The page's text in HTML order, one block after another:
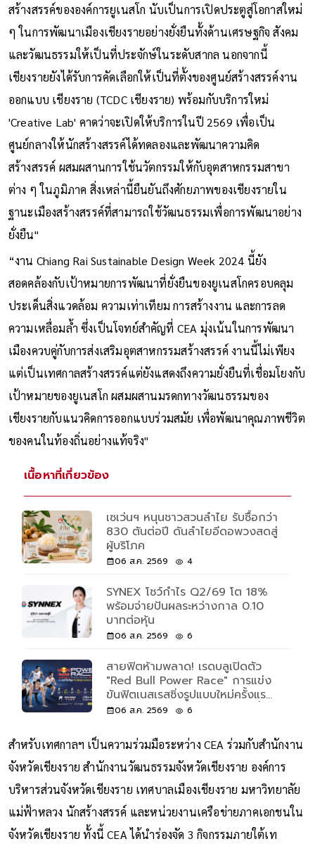
สร้างสรรค์ขององค์การยูเนสโก นับเป็นการเปิดประตูสู่โอกาสใหม่
ๆ ในการพัฒนาเมืองเชียงรายอย่างยั่งยืนทั้งด้านเศรษฐกิจ สังคม
และวัฒนธรรมให้เป็นที่ประจักษ์ในระดับสากล นอกจากนี้
เชียงรายยังได้รับการคัดเลือกให้เป็นที่ตั้งของศูนย์สร้างสรรค์งาน
ออกแบบ เชียงราย (TCDC เชียงราย) พร้อมกับบริการใหม่
'Creative Lab' คาดว่าจะเปิดให้บริการในปี 2569 เพื่อเป็น
ศูนย์กลางให้นักสร้างสรรค์ได้ทดลองและพัฒนาความคิด
สร้างสรรค์ ผสมผสานการใช้นวัตกรรมให้กับอุตสาหกรรมสาขา
ต่าง ๆ ในภูมิภาค สิ่งเหล่านี้ยืนยันถึงศักยภาพของเชียงรายใน
ฐานะเมืองสร้างสรรค์ที่สามารถใช้วัฒนธรรมเพื่อการพัฒนาอย่าง
ยั่งยืน"
“งาน Chiang Rai Sustainable Design Week 2024 นี้ยัง
สอดคล้องกับเป้าหมายการพัฒนาที่ยั่งยืนของยูเนสโกครอบคลุม
ประเด็นสิ่งแวดล้อม ความเท่าเทียม การสร้างงาน และการลด
ความเหลื่อมล้ำ ซึ่งเป็นโจทย์สำคัญที่ CEA มุ่งเน้นในการพัฒนา
เมืองควบคู่กับการส่งเสริมอุตสาหกรรมสร้างสรรค์ งานนี้ไม่เพียง
แต่เป็นเทศกาลสร้างสรรค์แต่ยังแสดงถึงความยั่งยืนที่เชื่อมโยงกับ
เป้าหมายของยูเนสโก ผสมผสานมรดกทางวัฒนธรรมของ
เชียงรายกับแนวคิดการออกแบบร่วมสมัย เพื่อพัฒนาคุณภาพชีวิต
ของคนในท้องถิ่นอย่างแท้จริง"
เนื้อหาที่เกี่ยวข้อง
เซเว่นฯ หนุนชาวสวนลำไย รับซื้อกว่า
830 ตันต่อปี ดันลำไยอีดอพวงสดสู่
ผู้บริโภค
06 ส.ค. 2569 4
SYNEX โชว์กำไร Q2/69 โต 18%
พร้อมจ่ายปันผลระหว่างกาล 0.10
บาทต่อหุ้น
06 ส.ค. 2569 6
สายฟิตห้ามพลาด! เรดบลูเปิดตัว
"Red Bull Power Race" การแข่ง
ขันฟิตเนสเรสซิ่งรูปแบบใหม่ครั้งแรก
ของโลก เปิดรับแค่ 500 คนเท่านั้น
06 ส.ค. 2569 6
สำหรับเทศกาลฯ เป็นความร่วมมือระหว่าง CEA ร่วมกับสำนักงาน
จังหวัดเชียงราย สำนักงานวัฒนธรรมจังหวัดเชียงราย องค์การ
บริหารส่วนจังหวัดเชียงราย เทศบาลเมืองเชียงราย มหาวิทยาลัย
แม่ฟ้าหลวง นักสร้างสรรค์ และหน่วยงานเครือข่ายภาคเอกชนใน
จังหวัดเชียงราย ทั้งนี้ CEA ได้นำร่องจัด 3 กิจกรรมภายใต้เท